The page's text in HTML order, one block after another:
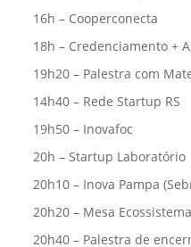
16h – Cooperconecta
18h – Credenciamento +
19h20 – Palestra com
14h40 – Rede Startup RS
19h50 – Inovafoc
20h – Startup Laboratório
20h10 – Inova Pampa
20h20 – Mesa
20h40 – Palestra de